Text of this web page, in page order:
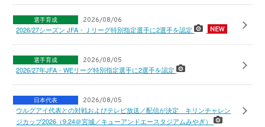
選手育成 2026/08/06
2026/27シーズン JFA・Ｊリーグ特別指定選手に2選手を認定
選手育成 2026/08/05
2026/27年JFA・WEリーグ特別指定選手に2選手を認定
日本代表 2026/08/05
ウルグアイ代表との対戦およびテレビ放送／配信が決定 キリンチャレン
ジカップ2026（9.24＠宮城／キューアンドエースタジアムみやぎ）